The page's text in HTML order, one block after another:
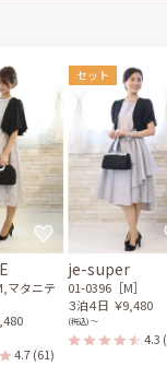
マタニテ
4.7(61)
セット
je-super
01-0396［M］
３泊４日 ￥9,480
(税込) 〜
4.3